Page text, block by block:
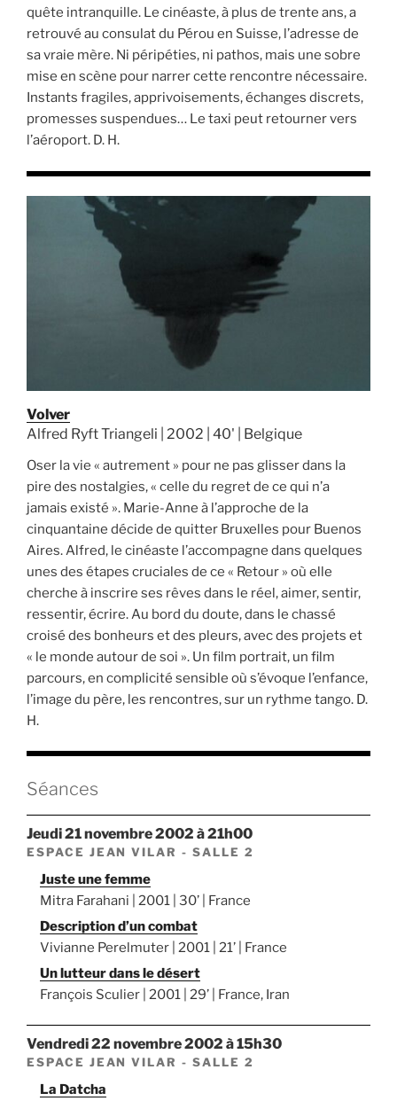
quête intranquille. Le cinéaste, à plus de trente ans, a
retrouvé au consulat du Pérou en Suisse, l’adresse de
sa vraie mère. Ni péripéties, ni pathos, mais une sobre
mise en scène pour narrer cette rencontre nécessaire.
Instants fragiles, apprivoisements, échanges discrets,
promesses suspendues… Le taxi peut retourner vers
l’aéroport. D. H.
Volver
Alfred Ryft Triangeli | 2002 | 40' | Belgique
Oser la vie « autrement » pour ne pas glisser dans la
pire des nostalgies, « celle du regret de ce qui n’a
jamais existé ». Marie-Anne à l’approche de la
cinquantaine décide de quitter Bruxelles pour Buenos
Aires. Alfred, le cinéaste l’accompagne dans quelques
unes des étapes cruciales de ce « Retour » où elle
cherche à inscrire ses rêves dans le réel, aimer, sentir,
ressentir, écrire. Au bord du doute, dans le chassé
croisé des bonheurs et des pleurs, avec des projets et
« le monde autour de soi ». Un film portrait, un film
parcours, en complicité sensible où s’évoque l’enfance,
l’image du père, les rencontres, sur un rythme tango. D.
H.
Séances
jeudi 21 novembre 2002 à 21h00
ESPACE JEAN VILAR - SALLE 2
Juste une femme
Mitra Farahani | 2001 | 30’ | France
Description d’un combat
Vivianne Perelmuter | 2001 | 21’ | France
Un lutteur dans le désert
François Sculier | 2001 | 29’ | France, Iran
vendredi 22 novembre 2002 à 15h30
ESPACE JEAN VILAR - SALLE 2
La Datcha